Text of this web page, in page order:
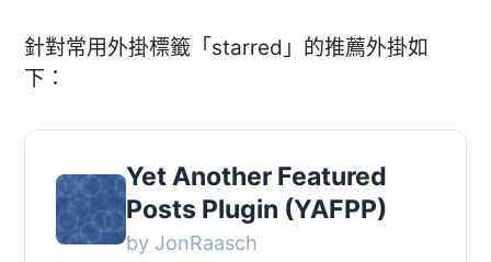
針對常用外掛標籤「starred」的推薦外掛如
下：
Yet Another Featured
Posts Plugin (YAFPP)
by JonRaasch